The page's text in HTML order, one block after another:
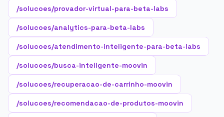
/solucoes/provador-virtual-para-beta-labs
/solucoes/analytics-para-beta-labs
/solucoes/atendimento-inteligente-para-beta-labs
/solucoes/busca-inteligente-moovin
/solucoes/recuperacao-de-carrinho-moovin
/solucoes/recomendacao-de-produtos-moovin